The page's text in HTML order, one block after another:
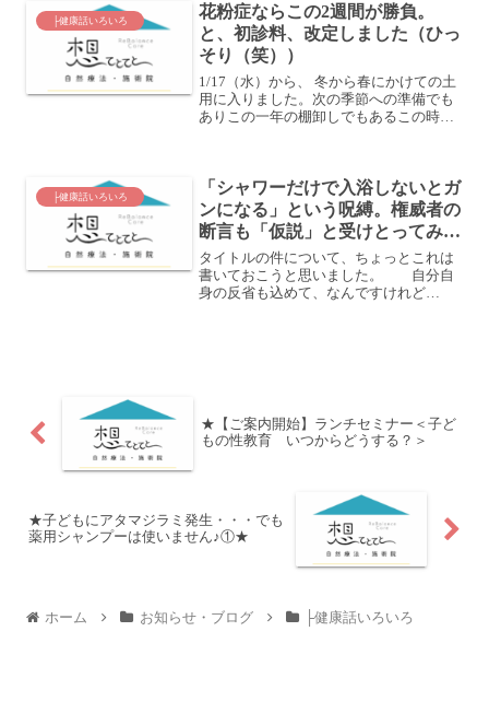
センス ...
├健康話いろいろ
花粉症ならこの2週間が勝負。
と、初診料、改定しました（ひっ
そり（笑））
1/17（水）から、 冬から春にかけての土
用に入りました。次の季節への準備でも
ありこの一年の棚卸しでもあるこの時
もらうためにはこ...
├健康話いろいろ
「シャワーだけで入浴しないとガ
ンになる」という呪縛。権威者の
断言も「仮説」と受けとってみ
る。
タイトルの件について、ちょっとこれは
書いておこうと思いました。 自分自
身の反省も込めて、なんですけれど
★【ご案内開始】ランチセミナー＜子ど
もの性教育 いつからどうする？＞
★子どもにアタマジラミ発生・・・でも
薬用シャンプーは使いません♪①★
ホーム お知らせ・ブログ ├健康話いろいろ